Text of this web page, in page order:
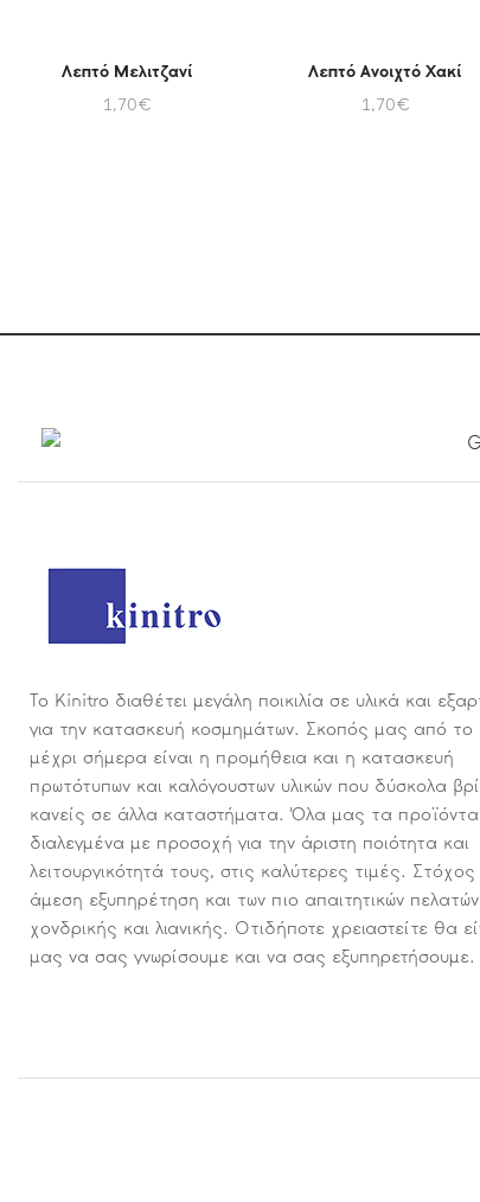
Λεπτό Μελιτζανί
1,70€
Λεπτό Ανοιχτό Χακί
1,70€
Το Kinitro διαθέτει μεγάλη ποικιλία σε υλικά και
για την κατασκευή κοσμημάτων. Σκοπός μας από
μέχρι σήμερα είναι η προμήθεια και η κατασκευή
πρωτότυπων και καλόγουστων υλικών που δύσκολα
κανείς σε άλλα καταστήματα. Όλα μας τα προϊόντα
διαλεγμένα με προσοχή για την άριστη ποιότητα και
λειτουργικότητά τους, στις καλύτερες τιμές.
άμεση εξυπηρέτηση και των πιο απαιτητικών πελατών
χονδρικής και λιανικής. Οτιδήποτε χρειαστείτε θα
μας να σας γνωρίσουμε και να σας εξυπηρετήσουμε.